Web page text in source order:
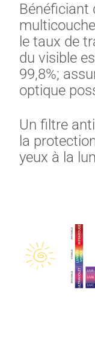
Bénéficiant
le taux de
du visible
99,8%;
optique
Un filtre
la
yeux à la